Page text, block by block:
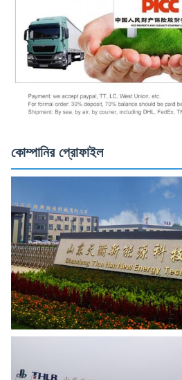
কোম্পানির প্রোফাইল